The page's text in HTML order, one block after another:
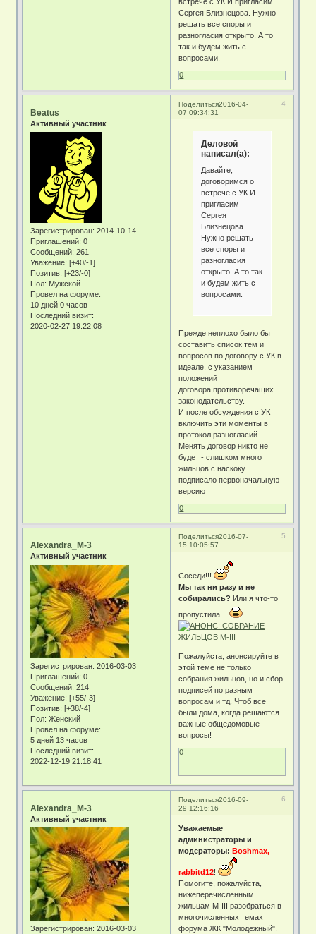
Сергея Близнецова. Нужно
решать все споры и
разногласия открыто. А то
так и будем жить с
вопросами.
0
Поделиться 4
2016-04-
07 09:34:31
Beatus
Активный участник
Зарегистрирован: 2014-10-14
Приглашений: 0
Сообщений: 261
Уважение: [+40/-1]
Позитив: [+23/-0]
Пол: Мужской
Провел на форуме:
10 дней 0 часов
Последний визит:
2020-02-27 19:22:08
Деловой
написал(а):
Давайте,
договоримся о
встрече с УК И
пригласим
Сергея
Близнецова.
Нужно решать
все споры и
разногласия
открыто. А то так
и будем жить с
вопросами.
Прежде неплохо было бы
составить список тем и
вопросов по договору с УК,в
идеале, с указанием
положений
договора,противоречащих
законодательству.
И после обсуждения с УК
включить эти моменты в
протокол разногласий.
Менять договор никто не
будет - слишком много
жильцов с наскоку
подписало первоначальную
версию
0
Поделиться 5
2016-07-
15 10:05:57
Alexandra_M-3
Активный участник
Зарегистрирован: 2016-03-03
Приглашений: 0
Сообщений: 214
Уважение: [+55/-3]
Позитив: [+38/-4]
Пол: Женский
Провел на форуме:
5 дней 13 часов
Последний визит:
2022-12-19 21:18:41
Соседи!!!
Мы так ни разу и не
собирались? Или я что-то
пропустила...
Пожалуйста, анонсируйте в
этой теме не только
собрания жильцов, но и сбор
подписей по разным
вопросам и тд. Чтоб все
были дома, когда решаются
важные общедомовые
вопросы!
0
Поделиться 6
2016-09-
29 12:16:16
Alexandra_M-3
Активный участник
Зарегистрирован: 2016-03-03
Уважаемые
администраторы и
модераторы: Boshmax,
rabbitd12!
Помогите, пожалуйста,
нижеперечисленным
жильцам М-III разобраться в
многочисленных темах
форума ЖК "Молодёжный".